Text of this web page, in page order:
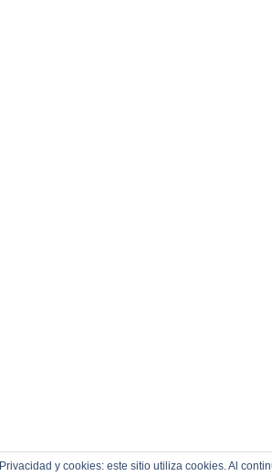
Privacidad y cookies: este sitio utiliza cookies. Al